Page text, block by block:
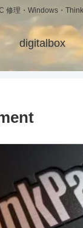
修理・Windows・
digitalbox